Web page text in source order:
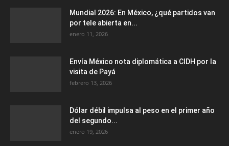
Mundial 2026: En México, ¿qué partidos van
por tele abierta en...
enero 11, 2026
Envía México nota diplomática a CIDH por la
visita de Payá
febrero 13, 2026
Dólar débil impulsa al peso en el primer año
del segundo...
enero 19, 2026